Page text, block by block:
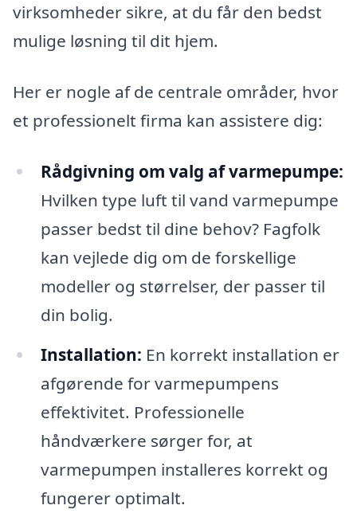
virksomheder sikre, at du får den bedst
mulige løsning til dit hjem.
Her er nogle af de centrale områder, hvor
et professionelt firma kan assistere dig:
Rådgivning om valg af varmepumpe:
Hvilken type luft til vand varmepumpe
passer bedst til dine behov? Fagfolk
kan vejlede dig om de forskellige
modeller og størrelser, der passer til
din bolig.
Installation: En korrekt installation er
afgørende for varmepumpens
effektivitet. Professionelle
håndværkere sørger for, at
varmepumpen installeres korrekt og
fungerer optimalt.